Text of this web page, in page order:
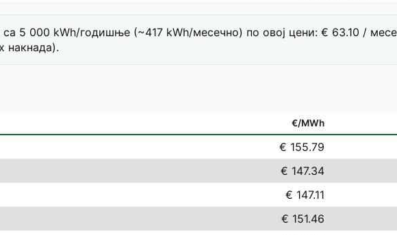
5 000 kWh/годишње (~417 kWh/месечно) по овој цени: € 63.10 /
накнада).
€/MWh
€ 155.79
€ 147.34
€ 147.11
€ 151.46